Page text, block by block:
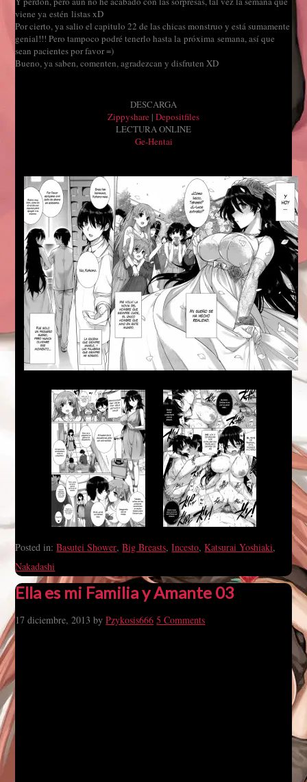
viene ya estén listas xD
Por cierto, ya salio el capitulo 22 de las chicas monstruo y está sumamente
genial!!! Pero tampoco podré tenerlo hasta la próxima semana, así que
sean pacientes por favor =)
Bueno, ya saben, comenten, agradezcan y disfruten XD
DESCARGA
Zippyshare | Depositfiles
LECTURA ONLINE
Ge-Hentai
Posted in:Basutei Shower,Big Breasts,Incesto,Katsurai Yoshiaki,
Nakadashi
Ella es mi Familia y Amante 03
17 diciembre, 2013 byPzykosis666 5 Comments